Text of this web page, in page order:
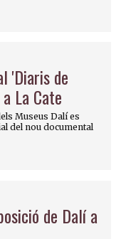
'Diaris de
La Cate
Museus Dalí es
del nou documental
de Dalí a